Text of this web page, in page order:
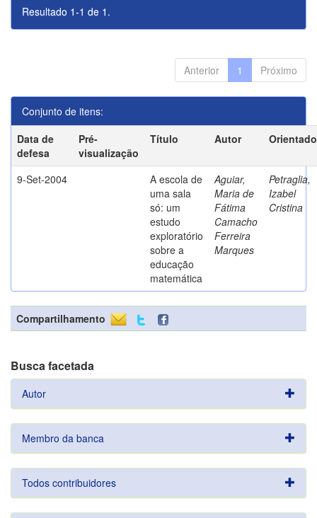
Resultado 1-1 de 1.
Anterior 1 Próximo
Conjunto de itens:
Data de
defesa
Pré-
visualização
Título Autor
9-Set-2004
A escola de
uma sala
só: um
estudo
exploratório
sobre a
educação
matemática
Aguiar,
Maria de
Fátima
Camacho
Ferreira
Marques
Petraglia,
Izabel
Cristina
Compartilhamento
Busca facetada
Autor
Membro da banca
Todos contribuidores